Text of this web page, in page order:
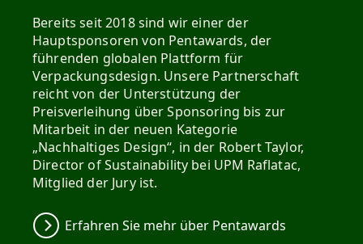
Bereits seit 2018 sind wir einer der
Hauptsponsoren von Pentawards, der
führenden globalen Plattform für
Verpackungsdesign. Unsere Partnerschaft
reicht von der Unterstützung der
Preisverleihung über Sponsoring bis zur
Mitarbeit in der neuen Kategorie
„Nachhaltiges Design“, in der Robert Taylor,
Director of Sustainability bei UPM Raflatac,
Mitglied der Jury ist.
Erfahren Sie mehr über Pentawards